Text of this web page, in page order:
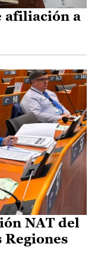
afiliación a
NAT del
Regiones